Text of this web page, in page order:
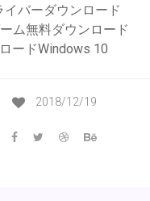
バーダウンロード
ム無料ダウンロード
ードWindows 10
2018/12/19